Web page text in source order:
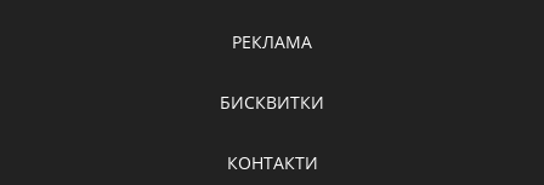
РЕКЛАМА
БИСКВИТКИ
КОНТАКТИ